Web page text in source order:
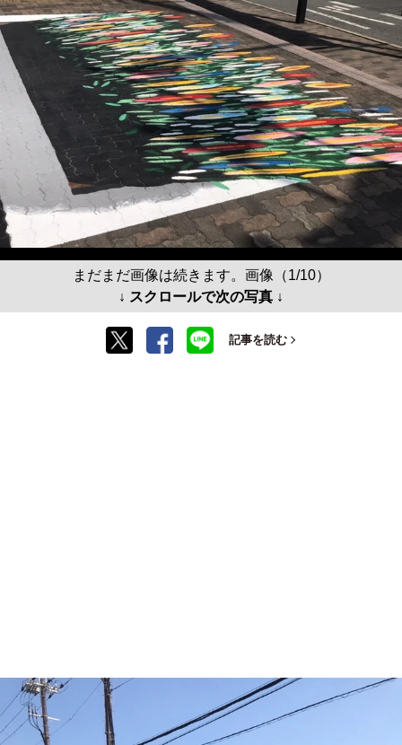
まだまだ画像は続きます。画像（1/10）
↓ スクロールで次の写真 ↓
記事を読む